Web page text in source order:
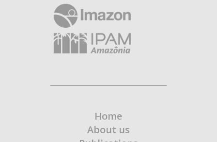
Home
About us